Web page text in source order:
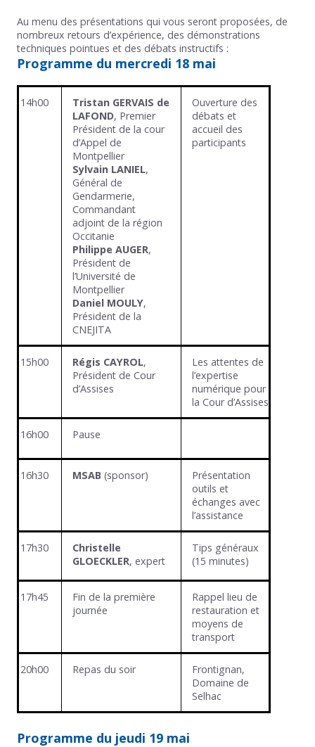
Au menu des présentations qui vous seront proposées, de
nombreux retours d’expérience, des démonstrations
techniques pointues et des débats instructifs :
Programme du mercredi 18 mai
14h00
Tristan GERVAIS de
LAFOND, Premier
Président de la cour
d’Appel de
Montpellier
Sylvain LANIEL,
Général de
Gendarmerie,
Commandant
adjoint de la région
Occitanie
Philippe AUGER,
Président de
l’Université de
Montpellier
Daniel MOULY,
Président de la
CNEJITA
Ouverture des
débats et
accueil des
participants
15h00 Régis CAYROL,
Président de Cour
d’Assises
Les attentes de
l’expertise
numérique pour
la Cour d’Assises
16h00 Pause
16h30 MSAB (sponsor)
Présentation
outils et
échanges avec
l’assistance
17h30
Christelle
GLOECKLER, expert
Tips généraux
(15 minutes)
17h45
Fin de la première
journée
Rappel lieu de
restauration et
moyens de
transport
20h00 Repas du soir
Frontignan,
Domaine de
Selhac
Programme du jeudi 19 mai